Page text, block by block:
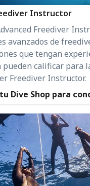
Instructor
Freediver
avanzados de
que tengan
pueden calificar para
Freediver Instructor.
Dive Shop para